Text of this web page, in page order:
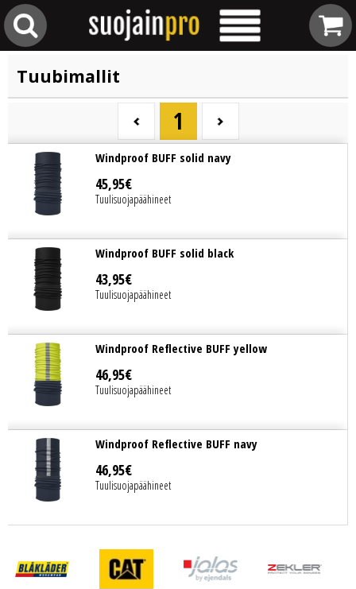
Tuubimallit
1
Windproof BUFF solid navy
45,95€
Tuulisuojapäähineet
Windproof BUFF solid black
43,95€
Tuulisuojapäähineet
Windproof Reflective BUFF yellow
46,95€
Tuulisuojapäähineet
Windproof Reflective BUFF navy
46,95€
Tuulisuojapäähineet